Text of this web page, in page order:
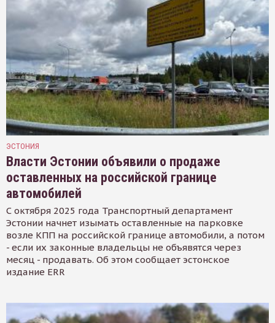
ЭСТОНИЯ
Власти Эстонии объявили о продаже
оставленных на российской границе
автомобилей
С октября 2025 года Транспортный департамент
Эстонии начнет изымать оставленные на парковке
возле КПП на российской границе автомобили, а потом
- если их законные владельцы не объявятся через
месяц - продавать. Об этом сообщает эстонское
издание ERR